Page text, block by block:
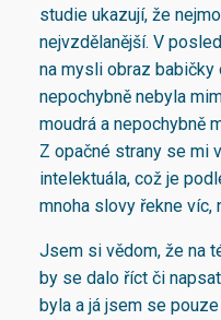
studie ukazují, že
nejvzdělanější. V
na mysli obraz babičky
nepochybně nebyla
moudrá a nepochybně
Z opačné strany se mi
intelektuála, což je
mnoha slovy řekne víc,
Jsem si vědom, že na
by se dalo říct či
byla a já jsem se